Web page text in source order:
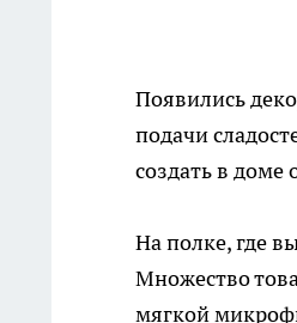
Появились
подачи
создать в
На полке, где
Множество
мягкой